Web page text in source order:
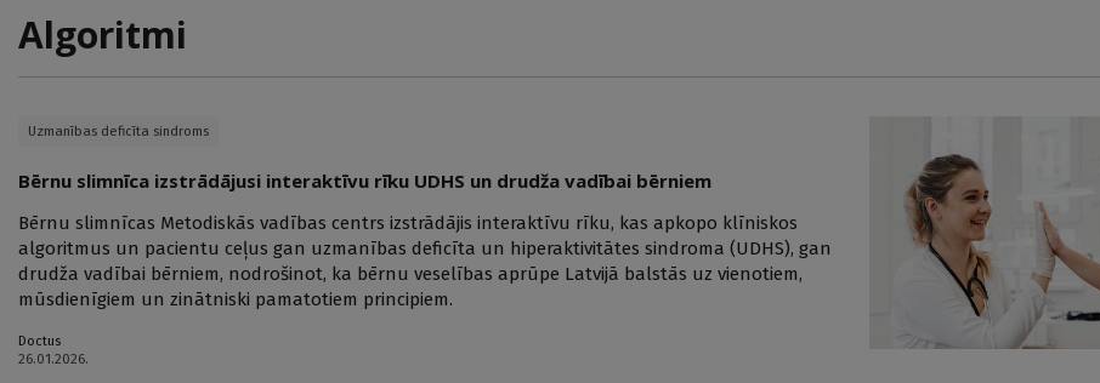
Algoritmi
Uzmanības deficīta sindroms
Bērnu slimnīca izstrādājusi interaktīvu rīku UDHS un drudža vadībai bērniem
Bērnu slimnīcas Metodiskās vadības centrs izstrādājis interaktīvu rīku, kas apkopo klīniskos
algoritmus un pacientu ceļus gan uzmanības deficīta un hiperaktivitātes sindroma (UDHS), gan
drudža vadībai bērniem, nodrošinot, ka bērnu veselības aprūpe Latvijā balstās uz vienotiem,
mūsdienīgiem un zinātniski pamatotiem principiem.
Doctus
26.01.2026.